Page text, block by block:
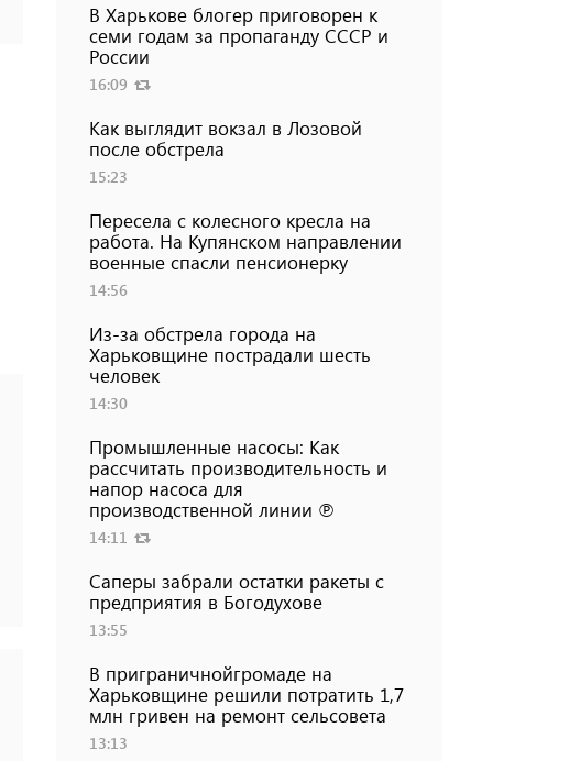
В Харькове блогер приговорен к
семи годам за пропаганду СССР и
России
16:09
Как выглядит вокзал в Лозовой
после обстрела
15:23
Пересела с колесного кресла на
работа. На Купянском направлении
военные спасли пенсионерку
14:56
Из-за обстрела города на
Харьковщине пострадали шесть
человек
14:30
Промышленные насосы: Как
рассчитать производительность и
напор насоса для
производственной линии ℗
14:11
Саперы забрали остатки ракеты с
предприятия в Богодухове
13:55
В приграничнойгромаде на
Харьковщине решили потратить 1,7
млн ​​гривен на ремонт сельсовета
13:13